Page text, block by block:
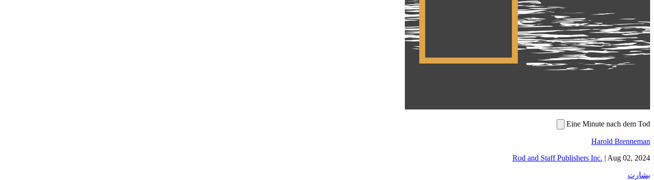
Eine Minute nach dem Tod
Harold Brenneman
Rod and Staff Publishers Inc. | Aug 02, 2024
بشارت